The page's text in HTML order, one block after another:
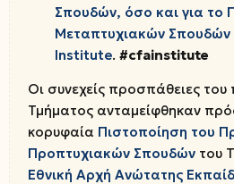
Σπουδών, όσο και για το
Μεταπτυχιακών Σπουδών
Institute. #cfainstitute
Οι συνεχείς προσπάθειες
Τμήματος ανταμείφθηκαν
κορυφαία Πιστοποίηση του
Προπτυχιακών Σπουδών του
Εθνική Αρχή Ανώτατης